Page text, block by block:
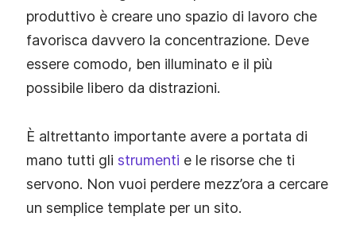
produttivo è creare uno spazio di lavoro che
favorisca davvero la concentrazione. Deve
essere comodo, ben illuminato e il più
possibile libero da distrazioni.
È altrettanto importante avere a portata di
mano tutti gli strumenti e le risorse che ti
servono. Non vuoi perdere mezz’ora a cercare
un semplice template per un sito.